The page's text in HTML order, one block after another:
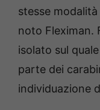
stesse
noto Fleximan.
isolato sul
parte dei
individuazione